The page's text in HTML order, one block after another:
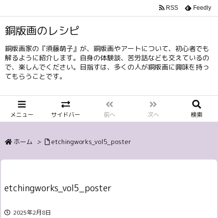
銅版画のレシピ
銅版画家の『須藤萌子』が、銅版画やアートについて、初心者でも
解るように紹介します。自身の体験談、苦労話なども交えているの
で、楽しんでください。目指すは、多くの人が銅版画に興味を持っ
てもらうことです。
メニュー サイドバー 前へ 次へ 検索
RSS Feedly
ホーム > etchingworks_vol5_poster
etchingworks_vol5_poster
2025年2月8日